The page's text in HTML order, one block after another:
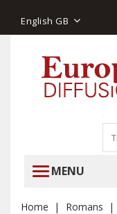
English GB
MENU
Home Romans